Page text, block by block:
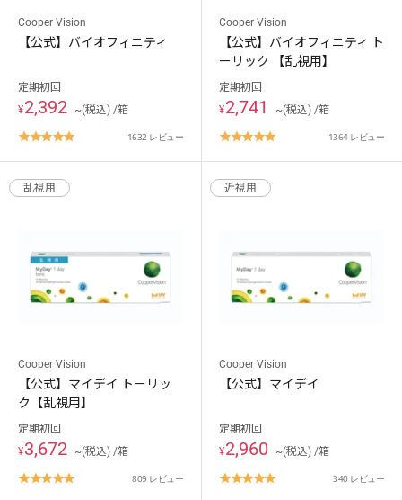
よくあるご質問
Cooper Vision
【公式】バイオフィニティ
定期初回
¥2,392 ~(税込) /箱
4.8
rating
1632 レビュー
Cooper Vision
【公式】バイオフィニティ ト
ーリック 【乱視用】
定期初回
¥2,741 ~(税込) /箱
4.8
rating
1364 レビュー
乱視用
Cooper Vision
【公式】マイデイ トーリッ
ク【乱視用】
定期初回
¥3,672 ~(税込) /箱
4.8
809 レビュー
近視用
Cooper Vision
【公式】マイデイ
定期初回
¥2,960 ~(税込) /箱
4.8
340 レビュー